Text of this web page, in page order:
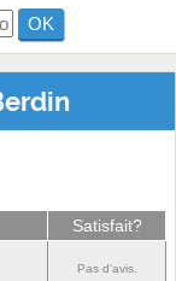
OK
Satisfait?
Pas d'avis.